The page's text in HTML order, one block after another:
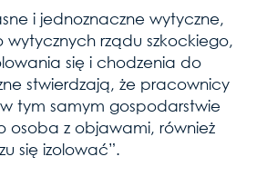
i jednoznaczne wytyczne,
wytycznych rządu szkockiego,
się i chodzenia do
stwierdzają, że pracownicy
tym samym gospodarstwie
osoba z objawami, również
się izolować”.